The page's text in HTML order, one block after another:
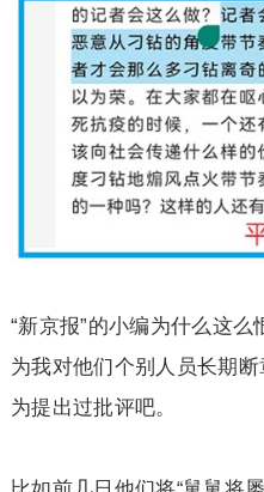
“新京报”的小编为什么这么
为我对他们个别人员长期
为提出过批评吧。